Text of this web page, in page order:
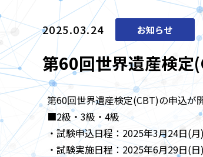
2025.03.24 お知らせ
第60回世界遺産検定
第60回世界遺産検定(CBT)の申込が
■2級・3級・4級
・試験申込日程：2025年3月24日(
・試験実施日程：2025年6月29日(